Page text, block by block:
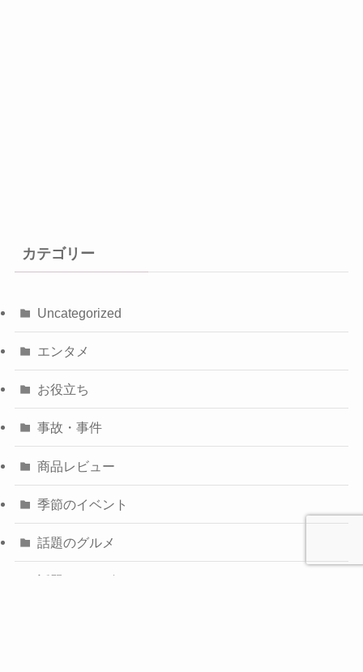
カテゴリー
Uncategorized
エンタメ
お役立ち
事故・事件
商品レビュー
季節のイベント
話題のグルメ
話題のテレビ